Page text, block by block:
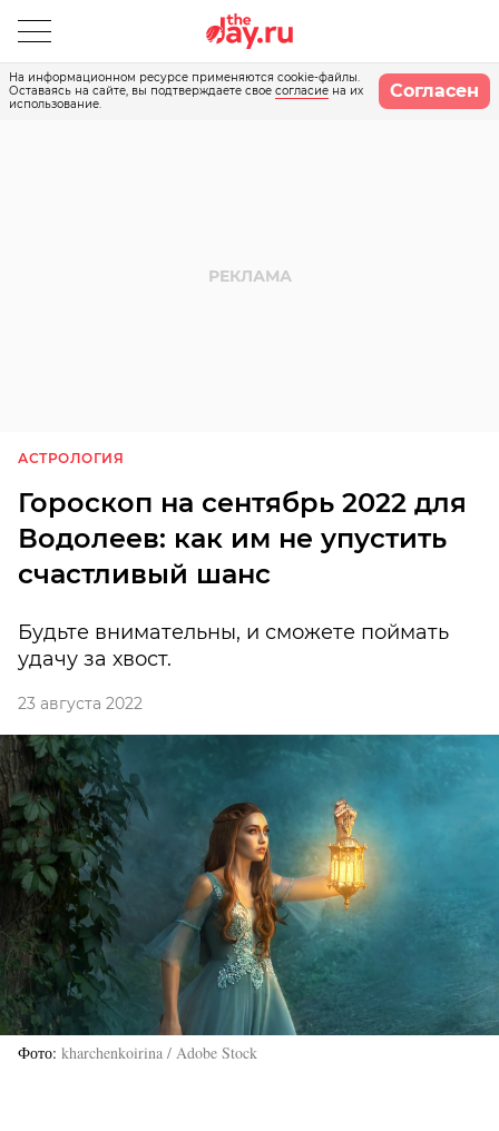
На информационном ресурсе применяются cookie-файлы.
Оставаясь на сайте, вы подтверждаете свое согласие на их
использование.
Согласен
АСТРОЛОГИЯ
Гороскоп на сентябрь 2022 для
Водолеев: как им не упустить
счастливый шанс
Будьте внимательны, и сможете поймать
удачу за хвост.
23 августа 2022
Фото kharchenkoirina / Adobe Stock